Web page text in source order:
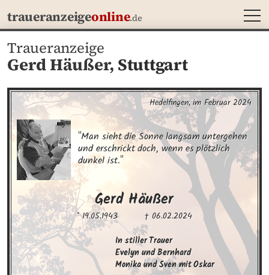
traueranzeigeonline.de
Traueranzeige
Gerd Häußer, Stuttgart
Hedelfingen, im Februar 2024
"Man sieht die Sonne langsam untergehen
und erschrickt doch, wenn es plötzlich
dunkel ist."
Gerd Häußer
* 19.05.1943 † 06.02.2024
In stiller Trauer
Evelyn und Bernhard
Monika und Sven mit Oskar